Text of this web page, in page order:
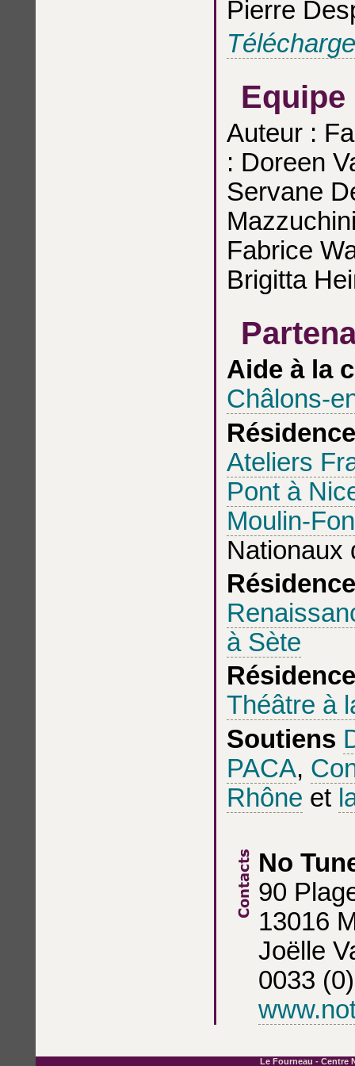
Pierre
Equipe
Auteur :
: Doreen
Servane
Fabrice
Brigitta
Aide à la
Châlons-
Ateliers
Pont à
Moulin-
Nationaux
à Sète
Théâtre à
Soutiens
PACA,
Rhône et
No
90
13016
Joëlle
0033
Le Fourneau - Centre